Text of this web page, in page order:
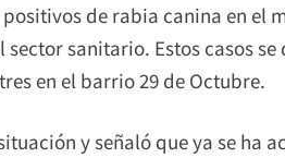
de rabia canina en el
sanitario. Estos casos
en el barrio 29 de Octubre.
y señaló que ya se ha